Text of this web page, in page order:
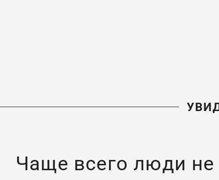
Чаще всего люди